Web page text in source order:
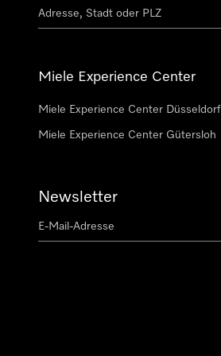
Miele Experience Center
Miele Experience Center Düsseldorf
Miele Experience Center Gütersloh
Newsletter